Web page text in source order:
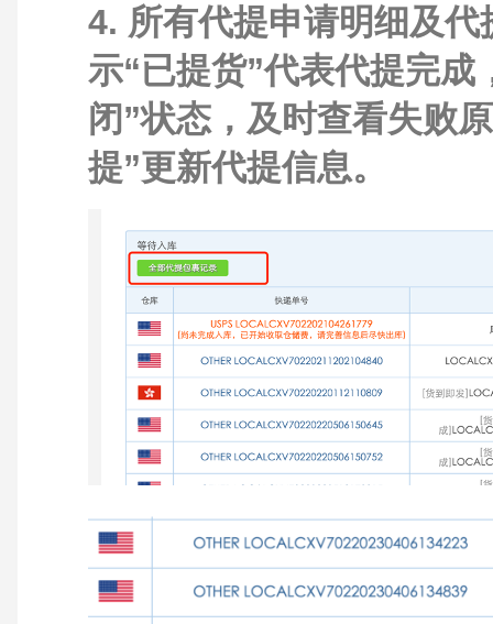
4. 所有代提申请明细及
示“已提货”代表代提完成
闭”状态，及时查看失败
提”更新代提信息。